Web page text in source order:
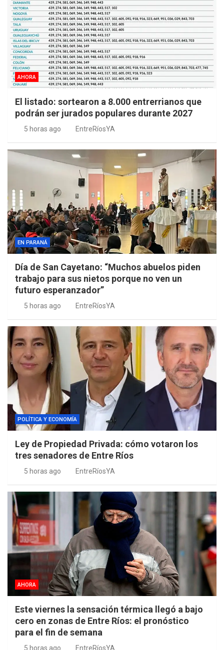
AHORA
El listado: sortearon a 8.000 entrerrianos que
podrán ser jurados populares durante 2027
5 horas ago EntreRíosYA
EN PARANÁ
Día de San Cayetano: “Muchos abuelos piden
trabajo para sus nietos porque no ven un
futuro esperanzador”
5 horas ago EntreRíosYA
POLÍTICA Y ECONOMÍA
Ley de Propiedad Privada: cómo votaron los
tres senadores de Entre Ríos
5 horas ago EntreRíosYA
AHORA
Este viernes la sensación térmica llegó a bajo
cero en zonas de Entre Ríos: el pronóstico
para el fin de semana
5 horas ago EntreRíosYA